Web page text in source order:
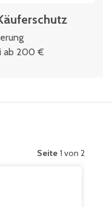
ab 200 €
Seite 1 von 2